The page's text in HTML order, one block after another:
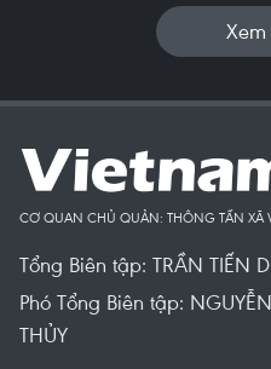
CƠ QUAN CHỦ QUẢN: THÔNG TẤN XÃ
Tổng Biên tập: TRẦN TIẾN
Phó Tổng Biên tập:
THỦY